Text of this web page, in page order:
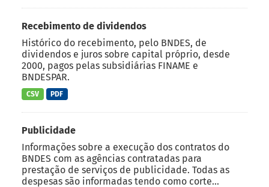
Recebimento de dividendos
Histórico do recebimento, pelo BNDES, de
dividendos e juros sobre capital próprio, desde
2000, pagos pelas subsidiárias FINAME e
BNDESPAR.
CSV PDF
Publicidade
Informações sobre a execução dos contratos do
BNDES com as agências contratadas para
prestação de serviços de publicidade. Todas as
despesas são informadas tendo como corte...